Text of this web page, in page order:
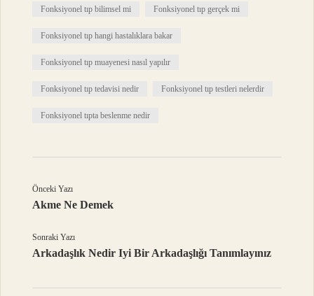
Fonksiyonel tıp bilimsel mi Fonksiyonel tıp gerçek mi
Fonksiyonel tıp hangi hastalıklara bakar
Fonksiyonel tıp muayenesi nasıl yapılır
Fonksiyonel tıp tedavisi nedir Fonksiyonel tıp testleri nelerdir
Fonksiyonel tıpta beslenme nedir
Önceki Yazı
Akme Ne Demek
Sonraki Yazı
Arkadaşlık Nedir Iyi Bir Arkadaşlığı Tanımlayınız